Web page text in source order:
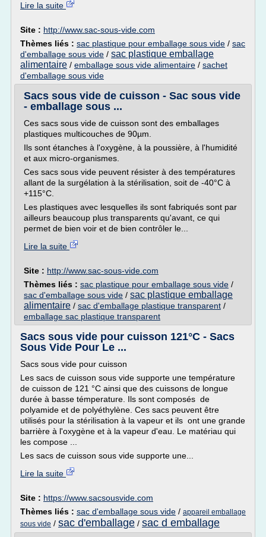
Lire la suite
Site : http://www.sac-sous-vide.com
Thèmes liés : sac plastique pour emballage sous vide / sac
d'emballage sous vide / sac plastique emballage
alimentaire / emballage sous vide alimentaire / sachet
d'emballage sous vide
Sacs sous vide de cuisson - Sac sous vide
- emballage sous ...
Ces sacs sous vide de cuisson sont des emballages
plastiques multicouches de 90µm.
Ils sont étanches à l'oxygène, à la poussière, à l'humidité
et aux micro-organismes.
Ces sacs sous vide peuvent résister à des températures
allant de la surgélation à la stérilisation, soit de -40°C à
+115°C.
Les plastiques avec lesquelles ils sont fabriqués sont par
ailleurs beaucoup plus transparents qu'avant, ce qui
permet de bien voir et de bien contrôler le...
Lire la suite
Site : http://www.sac-sous-vide.com
Thèmes liés : sac plastique pour emballage sous vide /
sac d'emballage sous vide / sac plastique emballage
alimentaire / sac d'emballage plastique transparent /
emballage sac plastique transparent
Sacs sous vide pour cuisson 121°C - Sacs
Sous Vide Pour Le ...
Sacs sous vide pour cuisson
Les sacs de cuisson sous vide supporte une température
de cuisson de 121 °C ainsi que des cuissons de longue
durée à basse témperature. Ils sont composés de
polyamide et de polyéthylène. Ces sacs peuvent être
utilisés pour la stérilisation à la vapeur et ils ont une grande
barrière à l'oxygène et à la vapeur d'eau. Le matériau qui
les compose ...
Les sacs de cuisson sous vide supporte une...
Lire la suite
Site : https://www.sacsousvide.com
Thèmes liés : sac d'emballage sous vide / appareil emballage
sous vide / sac d'emballage / sac d emballage